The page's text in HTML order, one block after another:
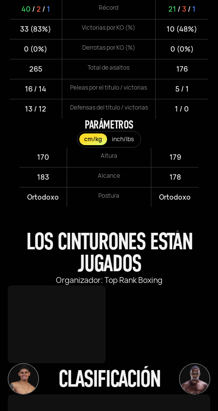
40 / 2 / 1 Récord 21 / 3 / 1
33 (83%) Victorias por KO (%) 10 (48%)
0 (0%) Derrotas por KO (%) 0 (0%)
265 Total de asaltos 176
16 / 14 Peleas por el título / victorias 5 / 1
13 / 12 Defensas del título / victorias 1 / 0
PARÁMETROS
cm/kg inch/lbs
170 Altura 179
183 Alcance 178
Ortodoxo Postura Ortodoxo
LOS CINTURONES ESTÁN
JUGADOS
Organizador: Top Rank Boxing
CLASIFICACIÓN